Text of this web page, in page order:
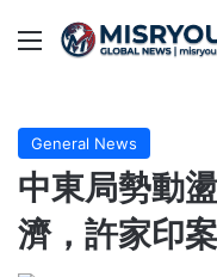
Menu
General News
中東局勢動
濟，許家印